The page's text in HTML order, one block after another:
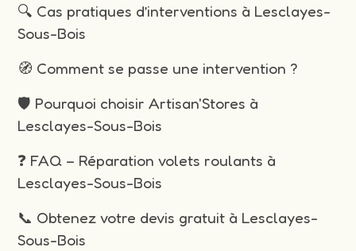
🔍 Cas pratiques d’interventions à Lesclayes-
Sous-Bois
🧭 Comment se passe une intervention ?
🛡️ Pourquoi choisir Artisan'Stores à
Lesclayes-Sous-Bois
❓ FAQ – Réparation volets roulants à
Lesclayes-Sous-Bois
📞 Obtenez votre devis gratuit à Lesclayes-
Sous-Bois